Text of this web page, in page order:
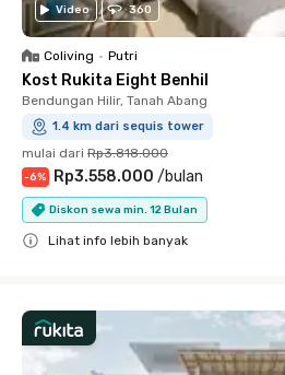
Video 360
Coliving • Putri
Kost Rukita Eight Benhil
Bendungan Hilir, Tanah Abang
1.4 km dari sequis tower
mulai dari Rp3.818.000
-6% Rp3.558.000 /bulan
Diskon sewa min. 12 Bulan
Lihat info lebih banyak